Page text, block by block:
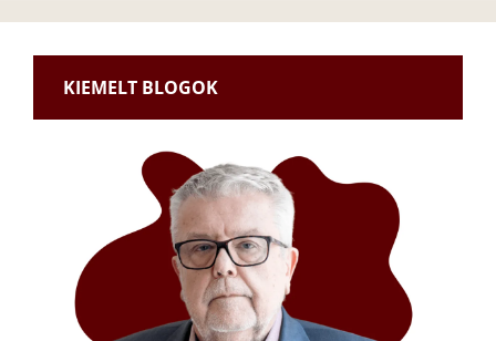
KIEMELT BLOGOK